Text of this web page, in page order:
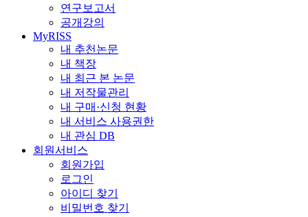
연구보고서
공개강의
MyRISS
내 추천논문
내 책장
내 최근 본 논문
내 저작물관리
내 구매·신청 현황
내 서비스 사용권한
내 관심 DB
회원서비스
회원가입
로그인
아이디 찾기
비밀번호 찾기